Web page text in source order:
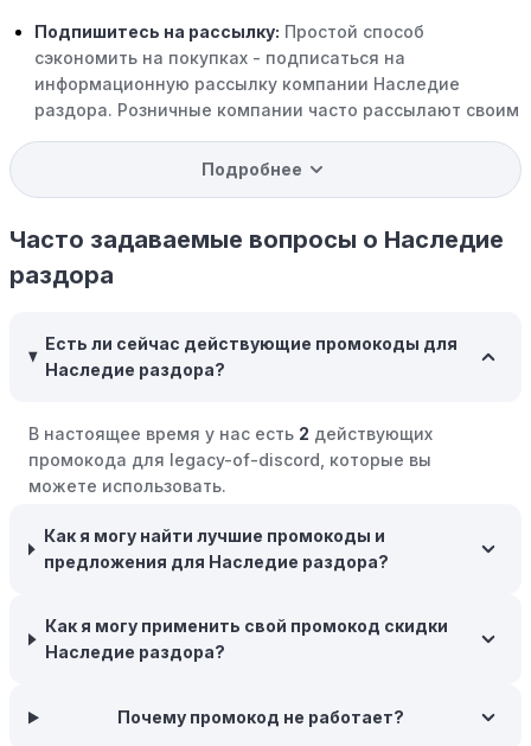
Подпишитесь на рассылку: Простой способ
сэкономить на покупках - подписаться на
информационную рассылку компании Наследие
раздора. Розничные компании часто рассылают своим
доступ к распродажам.
компании Наследие раздора есть программы
поощрения, позволяющие зарабатывать баллы или
cashback на покупках. Накапливайте баллы и
Совершать покупки во время распродаж:Следите за
крупными распродажами, такими как "черная
розничные компании часто предлагают значительные
скидки.
добавьте товары в корзину и оставьте их на день или
два. В некоторых случаях существует большая
чтобы побудить вас завершить покупку.
время межсезонных распродаж, когда магазины
предлагают большие скидки, чтобы освободить
Подробнее
Часто задаваемые вопросы о Наследие
раздора
Есть ли сейчас действующие промокоды для
Наследие раздора?
В настоящее время у нас есть 2 действующих
промокода для legacy-of-discord, которые вы
можете использовать.
Как я могу найти лучшие промокоды и
предложения для Наследие раздора?
Как я могу применить свой промокод скидки
Наследие раздора?
Почему промокод не работает?